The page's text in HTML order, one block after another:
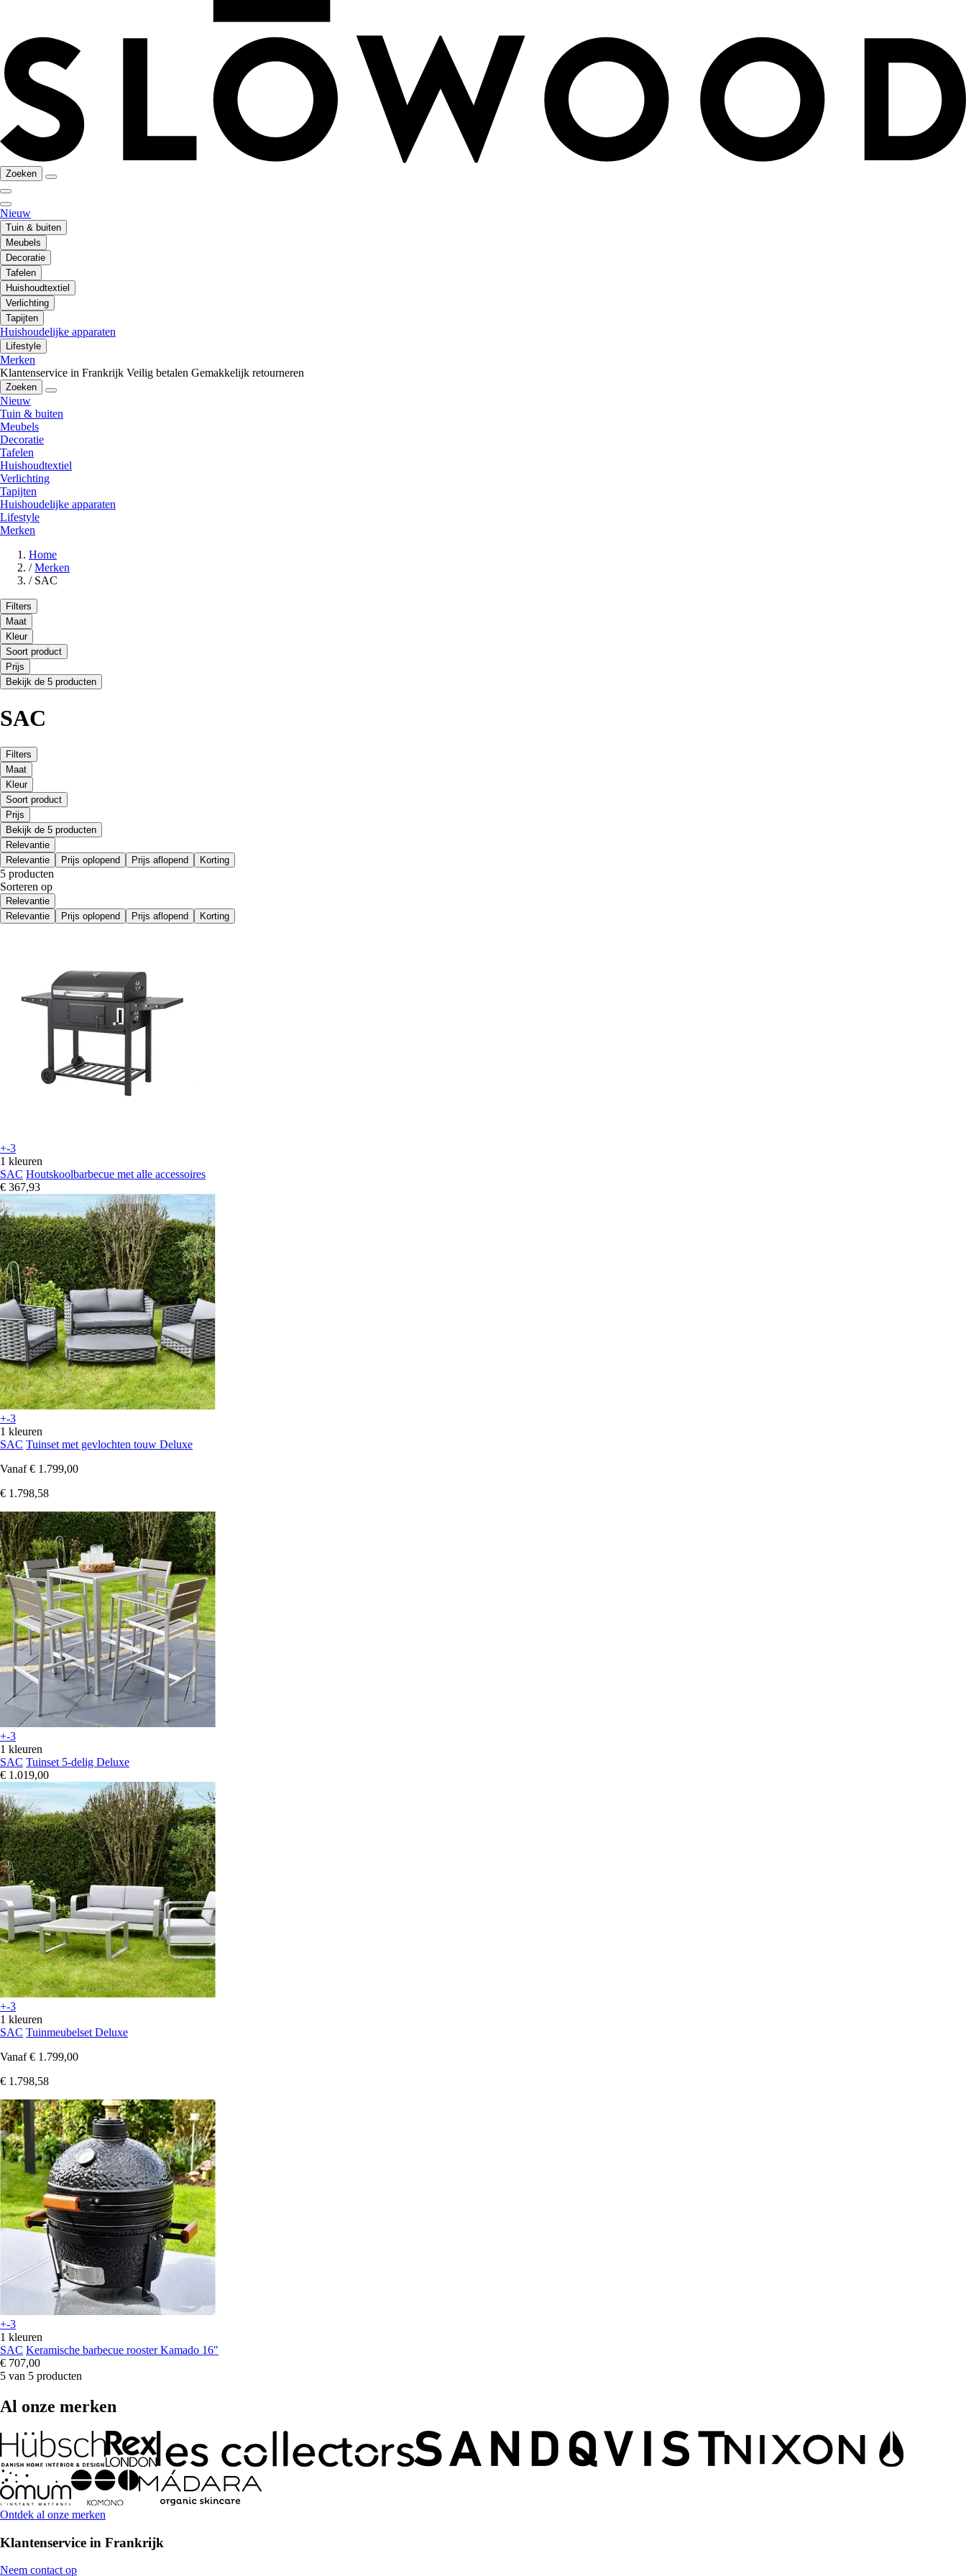
Zoeken
Nieuw
Tuin & buiten
Meubels
Decoratie
Tafelen
Huishoudtextiel
Verlichting
Tapijten
Huishoudelijke apparaten
Lifestyle
Merken
Klantenservice in Frankrijk Veilig betalen Gemakkelijk retourneren
Zoeken
Nieuw
Tuin & buiten
Meubels
Decoratie
Tafelen
Huishoudtextiel
Verlichting
Tapijten
Huishoudelijke apparaten
Lifestyle
Merken
Home
/ Merken
/ SAC
Filters
Maat
Kleur
Soort product
Prijs
Bekijk de 5 producten
SAC
Filters
Maat
Kleur
Soort product
Prijs
Bekijk de 5 producten
Relevantie
Relevantie
Prijs oplopend Prijs aflopend Korting
5 producten
Sorteren op
Relevantie
Relevantie
Prijs oplopend Prijs aflopend Korting
+-3
1 kleuren
SAC Houtskoolbarbecue met alle accessoires
€ 367,93
+-3
1 kleuren
SAC Tuinset met gevlochten touw Deluxe
Vanaf € 1.799,00
€ 1.798,58
+-3
1 kleuren
SAC Tuinset 5-delig Deluxe
€ 1.019,00
+-3
1 kleuren
SAC Tuinmeubelset Deluxe
Vanaf € 1.799,00
€ 1.798,58
+-3
1 kleuren
SAC Keramische barbecue rooster Kamado 16"
€ 707,00
5 van 5 producten
Al onze merken
Ontdek al onze merken
Klantenservice in Frankrijk
Neem contact op